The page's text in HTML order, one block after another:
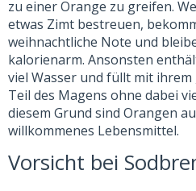
zu einer Orange zu greifen.
etwas Zimt bestreuen,
weihnachtliche Note und
kalorienarm. Ansonsten
viel Wasser und füllt mit
Teil des Magens ohne dabei
diesem Grund sind Orangen
willkommenes Lebensmittel.
Vorsicht bei